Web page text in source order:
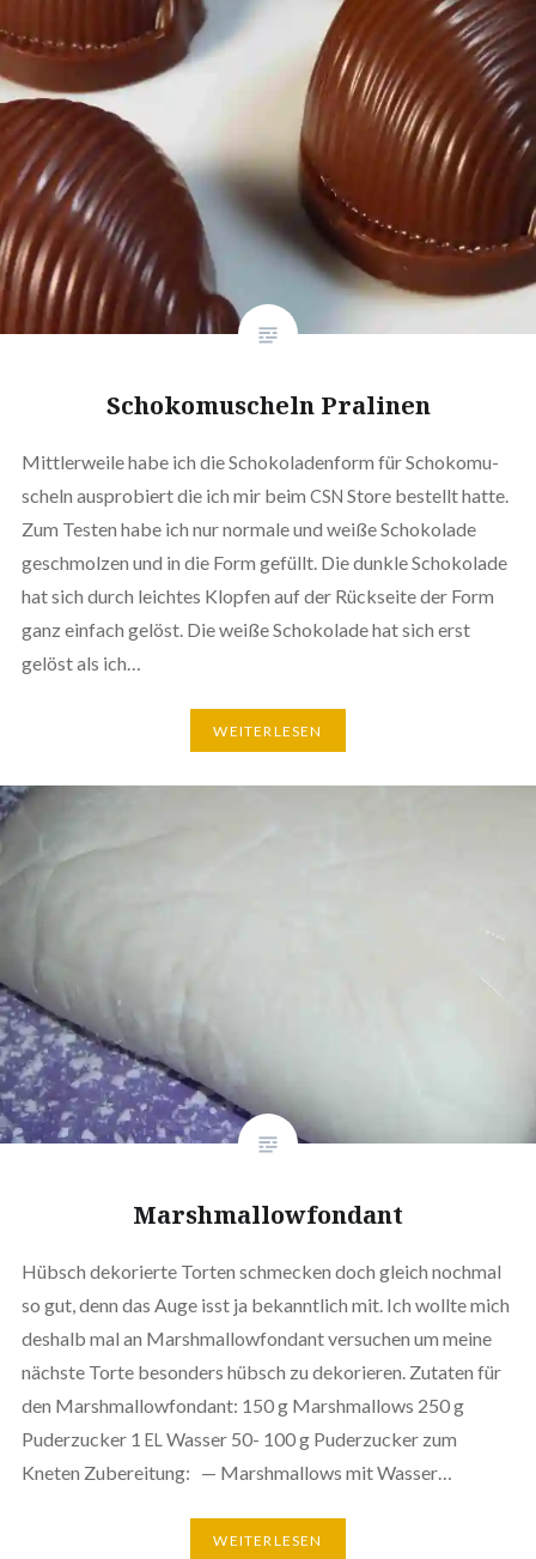
Scho­ko­mu­scheln Pralinen
Mitt­ler­wei­le habe ich die Scho­ko­la­den­form für Scho­ko­mu­
scheln aus­pro­biert die ich mir beim CSN Store bestellt hatte.
Zum Testen habe ich nur normale und weiße Scho­ko­la­de
geschmol­zen und in die Form gefüllt. Die dunkle Scho­ko­la­de
hat sich durch leichtes Klopfen auf der Rückseite der Form
ganz einfach gelöst. Die weiße Scho­ko­la­de hat sich erst
gelöst als ich…
WEI­TER­LE­SEN
Marsh­mal­low­fond­ant
Hübsch deko­rier­te Torten schmecken doch gleich nochmal
so gut, denn das Auge isst ja bekannt­lich mit. Ich wollte mich
deshalb mal an Marsh­mal­low­fond­ant versuchen um meine
nächste Torte besonders hübsch zu deko­rie­ren. Zutaten für
den Marsh­mal­low­fond­ant: 150 g Marsh­mal­lows 250 g
Puder­zu­cker 1 EL Wasser 50- 100 g Puder­zu­cker zum
Kneten Zube­rei­tung: — Marsh­mal­lows mit Wasser…
WEI­TER­LE­SEN